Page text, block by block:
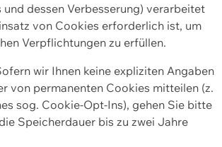
dessen Verbesserung) verarbeitet
von Cookies erforderlich ist, um
Verpflichtungen zu erfüllen.
wir Ihnen keine expliziten Angaben
von permanenten Cookies mitteilen (z.
sog. Cookie-Opt-Ins), gehen Sie bitte
Speicherdauer bis zu zwei Jahre